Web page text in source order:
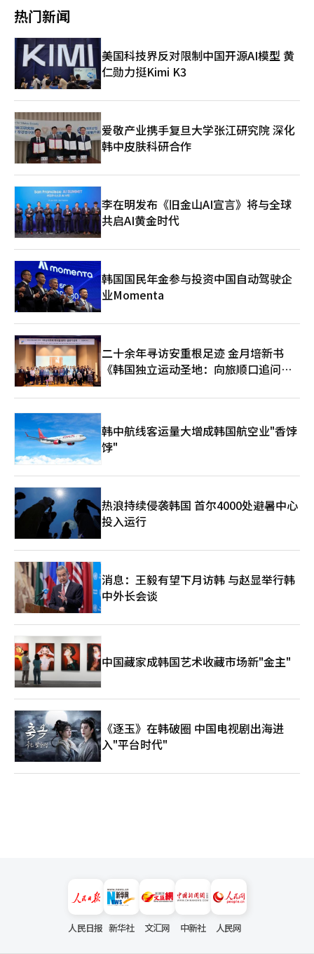
第12次电力供给基本计划（电基本计划）。输电网也将提前于产业
产业园区能够立即连接电力系统，并通过扩建现有输电线路和地下
化等方式提高居民的接受度。为应对发电源多样化和分散型电力体
系转型，气候部还计划设立专门负责电力市场和系统运营的“电力
监管局”（暂定名）。 ◆水资源·绿色转型·循环经济……AI时代
系也将全面改造。国家水资源基本计划的审查周期将从原来的五年
缩短至两年，并将收回过度分配的河流水许可量进行再分配，以灵
活应对需求变化。同时，将农业用水、发电用水和河流水进行联动
利用，扩大大规模供水和污水再利用，并在干旱脆弱地区扩建地下
水储存坝和移动海水淡化设施。气候部还将全面推进工业、运输和
供暖领域的脱碳转型。制定钢铁、石油化工、炼油、水泥和半导体
等五大高碳排放行业的绿色转型战略，力争到2030年新车电动车
比例达到50%，并推动公共部门和营运车辆电气化。同时，扩大对
共同住宅热泵的实证和绿色转型金融的支持。脱塑料循环经济也将
作为核心任务推进。到2030年，PET饮料瓶再生原料使用的强制
比例将扩大至30%，并建立稀土和废电池等关键矿物的循环利用体
人工智能的洪水应对体系和化学安全网，并推进高浓度臭氧管理和
生活区细颗粒物减排对策。金部长表示：“我们正面临人工智能革
命和气候危机的双重挑战。”他强调：“通过提供清洁和稳定的电
力和水资源，支持重大项目的成功，并通过绿色转型和循环经济克
服气候危机，创造一个让国民安心的环境。”※ 本报道经人工智
能（AI）系统翻译与编辑。
表示：“关键在于打造‘不可替代的韩国’，建立我们独特的竞争
对政府的重要要求。” 李总统补充道：“建立坚实的产业竞争力
和稳固的能源安全体系，是让韩国在任何外部环境变化中都不易动
摇的途径。” 他还呼吁关注中东地区紧张局势对产业供应链和能
源供应管理的影响。李总统表示：“在过去六个月的战争危机中，
我们成功管理了产业供应链和能源供应，确保了我们的产业和国民
的日常生活不受影响，但随着中东地区紧张局势的再次升级，我们
必须保持警惕。” 在贸易政策方面，他强调应摆脱对特定国家或
市场的过度依赖。李总统指出：“要成为一个不易受到外部冲击影
响的产业和能源强国，贸易政策必须以国家利益为中心，灵活展
开，不能过度依赖特定国家或市场。” 他还强调：“政府和企业
应基于多样化的合作，推动国家间的定制化合作战略，持续努力实
现出口市场和供应链的多元化。”对于核心能源资源原油，他也呼
吁：“应多样化进口国家并扩大储备。” 李总统提出应将脱碳转
型视为新的增长机会。他表示：“应对气候危机的脱碳社会转型和
为国民创造安全、舒适的生活环境也是重要的政策任务，脱碳社会
电政策，李总统表示：“必须确保核电的安全性，以便让国民信
任，并持续透明地公开相关信息。” 李总统提到近期经济增长率
恢复等经济形势变化，强调政策成果应与国民的日常生活相连。
他还指示各部门将国民参与团和在线提出的意见纳入政策中。 李
总统承诺：“虽然今天国民们提出的意见可能无法直接发表，但我
们会将所有意见汇总，忠实地反映在政府政策中。”※ 本报道经
人工智能（AI）系统翻译与编辑。
有机碳（TOC）测得为2.3至2.7ppm，比泸东江河水低33%至
42%。总磷（T-P）减少了66%至69%，藻类毒素微囊藻毒素-LR
减少了82%至86%。浊度也改善了89%至95%。气候部基于此报
告，认为实证设施已稳定达到安东坝水平的TOC标准1b等级的水
质。然而，要将其应用于实际取水方式，还需进一步验证长期运营
下的水质改善效果和足够的取水量保障。验证委员会由韩国水环境
学会和韩国供水与排水学会等水领域的6名专家、大邱市相关人员3
名及气候部相关人员1名组成。委员会将每月评估实验结果，并讨
论扩大运营流量和更改滤层组成等事宜。气候部计划从6日起在官
网公开水质测量结果和验证委员会讨论内容。浊度和氢离子浓度
（pH）将每日测量，TOC和生化需氧量（BOD）每周测量，藻类
毒素和微量污染物每月测量。气候部水利用政策官金浩恩表
示：“如果通过复流水过滤的水供应给净水厂，净水效率将提高，
学有效的解决方案，以解决大邱的水问题。”※ 本报道经人工智
能（AI）系统翻译与编辑。
热门新闻
美国科技界反对限制中国开源AI模型 黄
仁勋力挺Kimi K3
爱敬产业携手复旦大学张江研究院 深化
韩中皮肤科研合作
李在明发布《旧金山AI宣言》将与全球
共启AI黄金时代
韩国国民年金参与投资中国自动驾驶企
业Momenta
二十余年寻访安重根足迹 金月培新书
《韩国独立运动圣地：向旅顺口追问历
韩中航线客运量大增成韩国航空业"香饽
饽"
热浪持续侵袭韩国 首尔4000处避暑中心
投入运行
消息：王毅有望下月访韩 与赵显举行韩
中外长会谈
中国藏家成韩国艺术收藏市场新"金主"
《逐玉》在韩破圈 中国电视剧出海进
入"平台时代"
人民日报 新华社 文汇网 中新社 人民网